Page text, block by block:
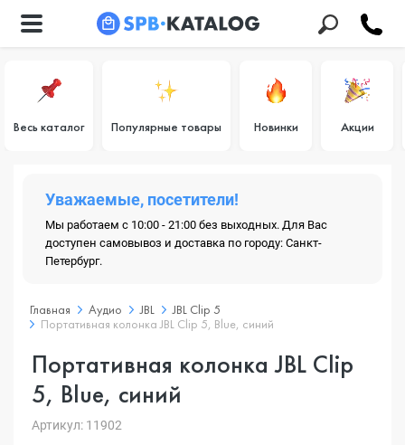
Весь каталог Популярные товары Новинки Акции
Уважаемые, посетители!
Мы работаем с 10:00 - 21:00 без выходных. Для Вас
доступен самовывоз и доставка по городу: Санкт-
Петербург.
Главная Аудио JBL
JBL Clip 5
Портативная колонка JBL Clip 5, Blue, синий
Портативная колонка JBL Clip
5, Blue, синий
Артикул: 11902